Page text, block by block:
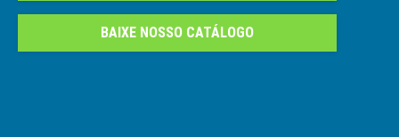
BAIXE NOSSO CATÁLOGO